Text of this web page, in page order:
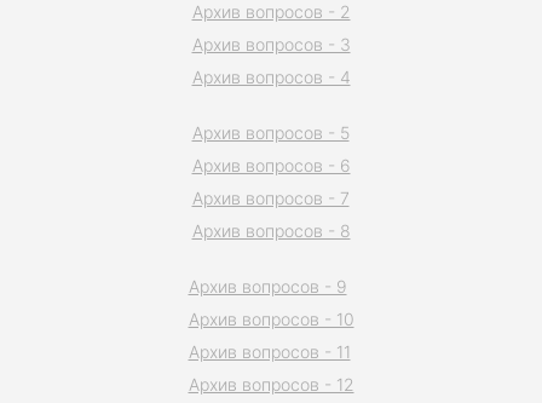
Архив вопросов - 2
Архив вопросов - 3
Архив вопросов - 4
Архив вопросов - 5
Архив вопросов - 6
Архив вопросов - 7
Архив вопросов - 8
Архив вопросов - 9
Архив вопросов - 10
Архив вопросов - 11
Архив вопросов - 12